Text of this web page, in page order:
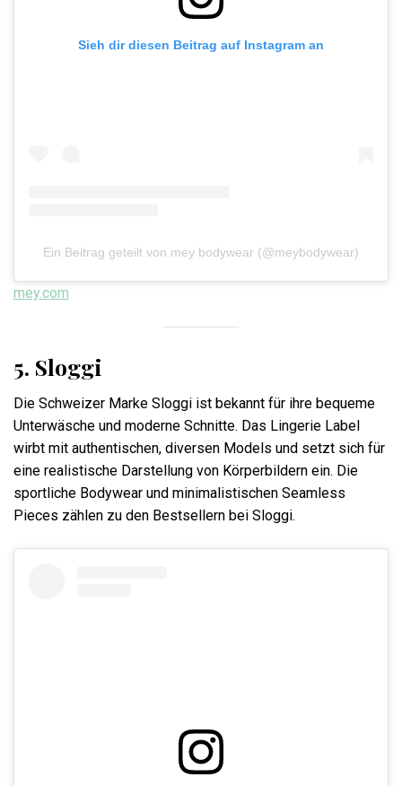
Sieh dir diesen Beitrag auf Instagram an
Ein Beitrag geteilt von mey bodywear (@meybodywear)
mey.com
5. Sloggi
Die Schweizer Marke Sloggi ist bekannt für ihre bequeme
Unterwäsche und moderne Schnitte. Das Lingerie Label
wirbt mit authentischen, diversen Models und setzt sich für
eine realistische Darstellung von Körperbildern ein. Die
sportliche Bodywear und minimalistischen Seamless
Pieces zählen zu den Bestsellern bei Sloggi.